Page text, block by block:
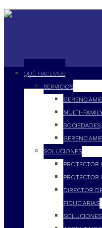
QUÉ HACEMOS
SERVICIOS
MULTI-
SOLUCIONES
PROTECTOR
PROTECTOR
DIRECTOR
FIDUCIARIAS